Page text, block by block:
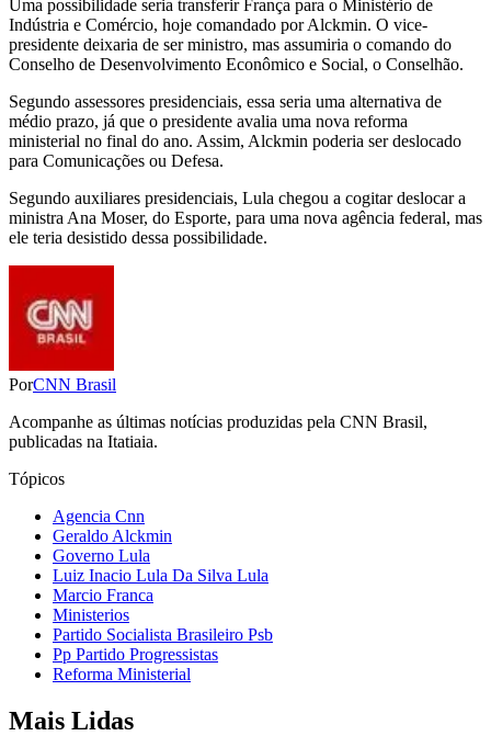
Uma possibilidade seria transferir França para o Ministério de
Indústria e Comércio, hoje comandado por Alckmin. O vice-
presidente deixaria de ser ministro, mas assumiria o comando do
Conselho de Desenvolvimento Econômico e Social, o Conselhão.
Segundo assessores presidenciais, essa seria uma alternativa de
médio prazo, já que o presidente avalia uma nova reforma
ministerial no final do ano. Assim, Alckmin poderia ser deslocado
para Comunicações ou Defesa.
Segundo auxiliares presidenciais, Lula chegou a cogitar deslocar a
ministra Ana Moser, do Esporte, para uma nova agência federal, mas
ele teria desistido dessa possibilidade.
PorCNN Brasil
Acompanhe as últimas notícias produzidas pela CNN Brasil,
publicadas na Itatiaia.
Tópicos
Agencia Cnn
Geraldo Alckmin
Governo Lula
Luiz Inacio Lula Da Silva Lula
Marcio Franca
Ministerios
Partido Socialista Brasileiro Psb
Pp Partido Progressistas
Reforma Ministerial
Mais Lidas